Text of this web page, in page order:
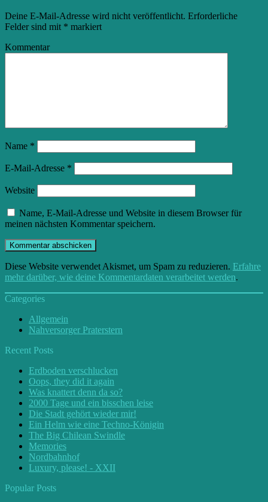
Deine E-Mail-Adresse wird nicht veröffentlicht. Erforderliche
Felder sind mit * markiert
Kommentar
Name *
E-Mail-Adresse *
Website
Name, E-Mail-Adresse und Website in diesem Browser für
meinen nächsten Kommentar speichern.
Diese Website verwendet Akismet, um Spam zu reduzieren. Erfahre
mehr darüber, wie deine Kommentardaten verarbeitet werden.
Categories
Allgemein
Nahversorger Praterstern
Recent Posts
Erdboden verschlucken
Oops, they did it again
Was knattert denn da so?
2000 Tage und ein bisschen leise
Die Stadt gehört wieder mir!
Ein Helm wie eine Techno-Königin
The Big Chilean Swindle
Memories
Nordbahnhof
Luxury, please! - XXII
Popular Posts